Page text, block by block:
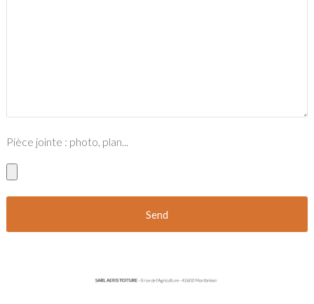
Pièce jointe : photo, plan...